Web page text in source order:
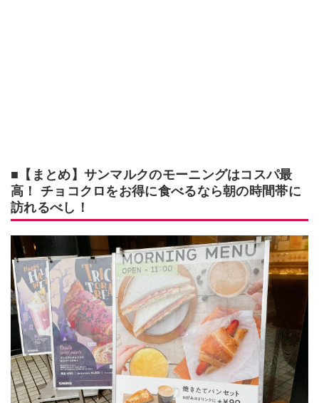
■【まとめ】サンマルクのモーニングはコスパ最
高！ チョコクロをお得に食べるなら朝の時間帯に
訪れるべし！